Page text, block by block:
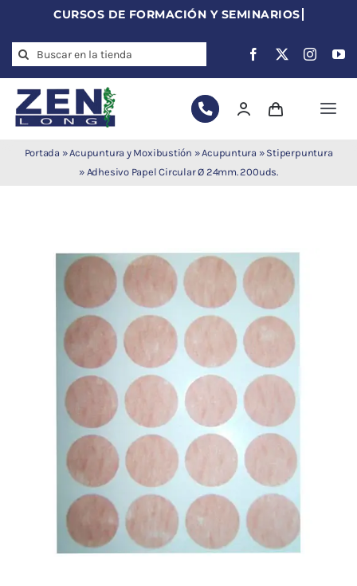
content
Search
for:
Auriculomedicina
Electroacupuntura
Laserpuntura
Cromoterapia
Fisioterapia
Magnetoterapia
Portada »Acupuntura y Moxibustión »Acupuntura » Stiperpuntura
» Adhesivo Papel Circular Ø 24mm. 200uds.